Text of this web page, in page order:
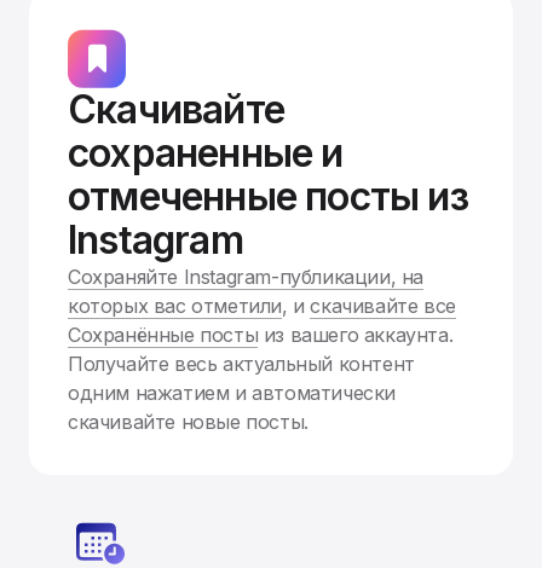
Скачивайте
сохраненные и
отмеченные посты из
Instagram
Сохраняйте Instagram-публикации, на
которых вас отметили, искачивайте все
Сохранённые посты из вашего аккаунта.
Получайте весь актуальный контент
одним нажатием и автоматически
скачивайте новые посты.